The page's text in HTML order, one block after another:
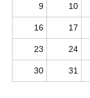
9 10
16 17
23 24
30 31